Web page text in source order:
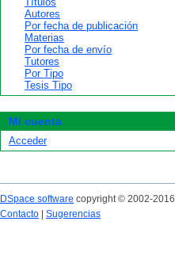
Autores
Por fecha de publicación
Materias
Por fecha de envío
Tutores
Por Tipo
Tesis Tipo
Mi cuenta
Acceder
DSpace software copyright © 2002-2016
Contacto
Sugerencias